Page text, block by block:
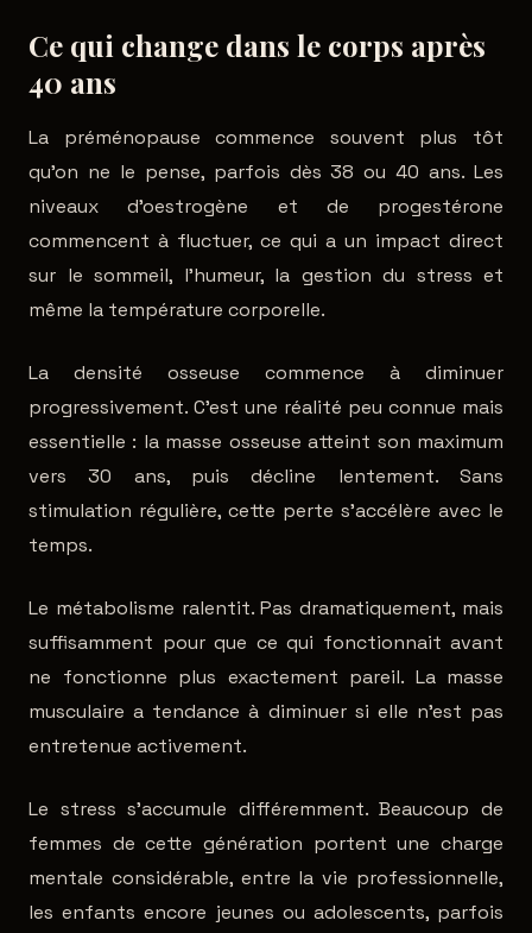
Ce qui change dans le corps après
40 ans
La préménopause commence souvent plus tôt
qu'on ne le pense, parfois dès 38 ou 40 ans. Les
niveaux d'oestrogène et de progestérone
commencent à fluctuer, ce qui a un impact direct
sur le sommeil, l'humeur, la gestion du stress et
même la température corporelle.
La densité osseuse commence à diminuer
progressivement. C'est une réalité peu connue mais
essentielle : la masse osseuse atteint son maximum
vers 30 ans, puis décline lentement. Sans
stimulation régulière, cette perte s'accélère avec le
temps.
Le métabolisme ralentit. Pas dramatiquement, mais
suffisamment pour que ce qui fonctionnait avant
ne fonctionne plus exactement pareil. La masse
musculaire a tendance à diminuer si elle n'est pas
entretenue activement.
Le stress s'accumule différemment. Beaucoup de
femmes de cette génération portent une charge
mentale considérable, entre la vie professionnelle,
les enfants encore jeunes ou adolescents, parfois